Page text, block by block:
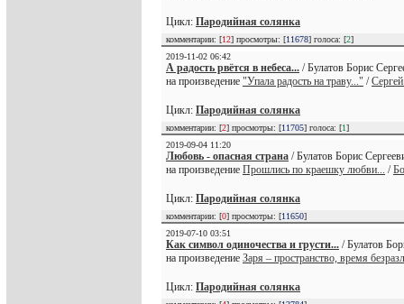
Цикл: Пародийная солянка
комментарии: [12] просмотры: [11678] голоса: [2]
2019-11-02 06:42
А радость рвётся в небеса... / Булатов Борис
на произведение "Упала радость на траву..." /
Цикл: Пародийная солянка
комментарии: [2] просмотры: [11705] голоса: [1]
2019-09-04 11:20
Любовь - опасная страна / Булатов Борис
на произведение Прошлись по краешку любви... /
Цикл: Пародийная солянка
комментарии: [0] просмотры: [11650]
2019-07-10 03:51
Как символ одиночества и грусти... / Булатов
на произведение Заря – пространство, время
Цикл: Пародийная солянка